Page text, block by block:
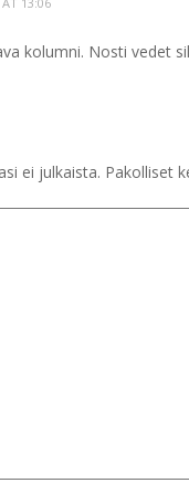
kolumni. Nosti vedet
ei julkaista. Pakolliset